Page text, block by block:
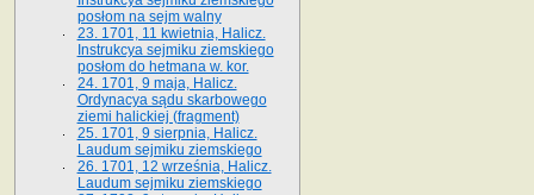
posłom na sejm walny
23. 1701, 11 kwietnia, Halicz.
Instrukcya sejmiku ziemskiego
posłom do hetmana w. kor.
24. 1701, 9 maja, Halicz.
Ordynacya sądu skarbowego
ziemi halickiej (fragment)
25. 1701, 9 sierpnia, Halicz.
Laudum sejmiku ziemskiego
26. 1701, 12 września, Halicz.
Laudum sejmiku ziemskiego